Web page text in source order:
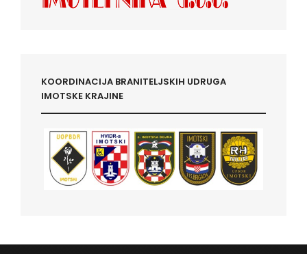
KOORDINACIJA BRANITELJSKIH UDRUGA
IMOTSKE KRAJINE